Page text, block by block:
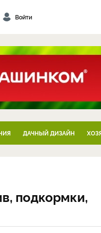
Войти
ДАЧНЫЙ ДИЗАЙН
подкормки,